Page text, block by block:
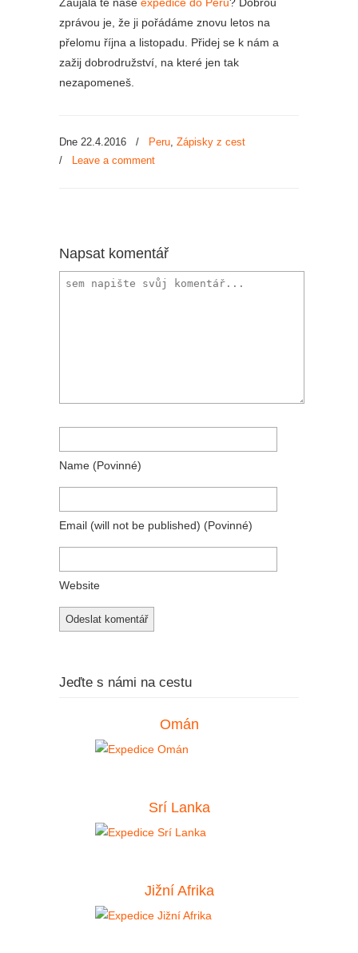
zprávou je, že ji pořádáme znovu letos na
přelomu října a listopadu. Přidej se k nám a
zažij dobrodružství, na které jen tak
nezapomeneš.
Dne 22.4.2016 / Peru, Zápisky z cest
/
Leave a comment
Napsat komentář
Name (povinné)
Email (will not be published) (povinné)
Website
Jeďte s námi na cestu
Omán
Srí Lanka
Jižní Afrika